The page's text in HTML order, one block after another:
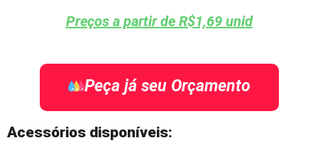
Preços a partir de R$1,69 unid
Peça já seu Orçamento
Acessórios disponíveis: